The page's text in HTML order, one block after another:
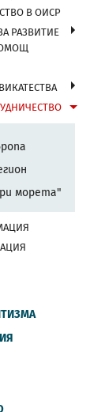
В ОИСР
РАЗВИТИЕ
морета"